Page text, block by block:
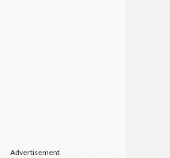
Advertisement